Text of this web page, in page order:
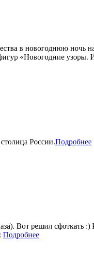
в новогоднюю ночь
«Новогодние узоры.
России.Подробнее
Вот решил сфоткать :)
Подробнее